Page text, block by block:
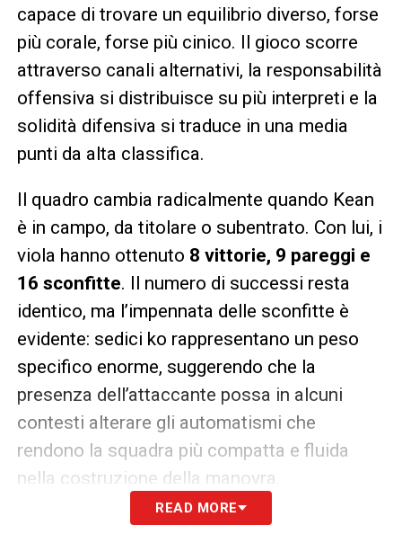
capace di trovare un equilibrio diverso, forse
più corale, forse più cinico. Il gioco scorre
attraverso canali alternativi, la responsabilità
offensiva si distribuisce su più interpreti e la
solidità difensiva si traduce in una media
punti da alta classifica.
Il quadro cambia radicalmente quando Kean
è in campo, da titolare o subentrato. Con lui, i
viola hanno ottenuto 8 vittorie, 9 pareggi e
16 sconfitte. Il numero di successi resta
identico, ma l’impennata delle sconfitte è
evidente: sedici ko rappresentano un peso
specifico enorme, suggerendo che la
presenza dell’attaccante possa in alcuni
contesti alterare gli automatismi che
rendono la squadra più compatta e fluida
nella costruzione della manovra.
Naturalmente, il calcio non è una scienza
READ MORE